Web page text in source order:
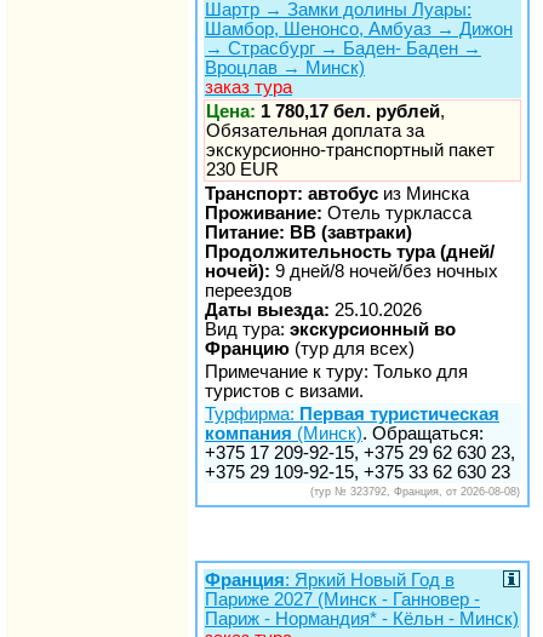
Шартр → Замки долины Луары:
Шамбор, Шенонсо, Амбуаз → Дижон
→ Страсбург → Баден- Баден →
Вроцлав → Минск)
заказ тура
Цена: 1 780,17 бел. рублей,
Обязательная доплата за
экскурсионно-транспортный пакет
230 EUR
Транспорт: автобус из Минска
Проживание: Отель туркласса
Питание: BB (завтраки)
Продолжительность тура (дней/
ночей): 9 дней/8 ночей/без ночных
переездов
Даты выезда: 25.10.2026
Вид тура: экскурсионный во
Францию (тур для всех)
Примечание к туру: Только для
туристов с визами.
Турфирма: Первая туристическая
компания (Минск). Обращаться:
+375 17 209-92-15, +375 29 62 630 23,
+375 29 109-92-15, +375 33 62 630 23
(тур № 323792, Франция, от 2026-08-08)
Франция: Яркий Новый Год в
Париже 2027 (Минск - Ганновер -
Париж - Нормандия* - Кёльн - Минск)